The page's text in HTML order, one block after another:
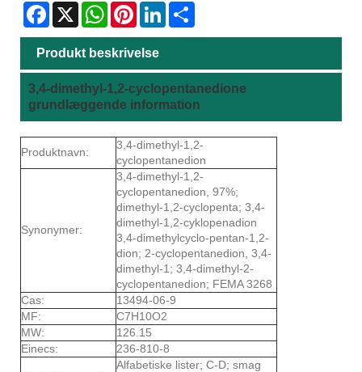
Facebook
X WhatsAppPinterestLinkedIn
Produkt beskrivelse
3,4-dimethyl-1,2-cyclopentanedione
grundlæggende information
Produktnavn:
3,4-dimethyl-1,2-
cyclopentanedion
Synonymer:
3,4-dimethyl-1,2-
cyclopentanedion, 97%;
dimethyl-1,2-cyclopenta; 3,4-
dimethyl-1,2-cyklopenadion
3,4-dimethylcyclo-pentan-1,2-
dion; 2-cyclopentanedion, 3,4-
dimethyl-1; 3,4-dimethyl-2-
cyclopentanedion; FEMA 3268
Cas:
13494-06-9
MF:
C7H10O2
MW:
126.15
Einecs:
236-810-8
Alfabetiske lister; C-D; smag